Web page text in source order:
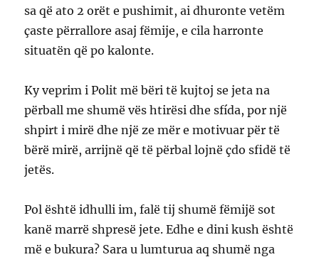
sa që ato 2 orët e pushimit, ai dhuronte vetëm
çaste përrallore asaj fëmije, e cila harronte
situatën që po kalonte.
Ky veprim i Polit më bëri të kujtoj se jeta na
përball me shumë vës htirësi dhe sfída, por një
shpirt i mirë dhe një ze mër e motivuar për të
bërë mirë, arrijnë që të përbal lojnë çdo sfidë të
jetës.
Pol është idhulli im, falë tij shumë fëmijë sot
kanë marrë shpresë jete. Edhe e dini kush është
më e bukura? Sara u lumturua aq shumë nga